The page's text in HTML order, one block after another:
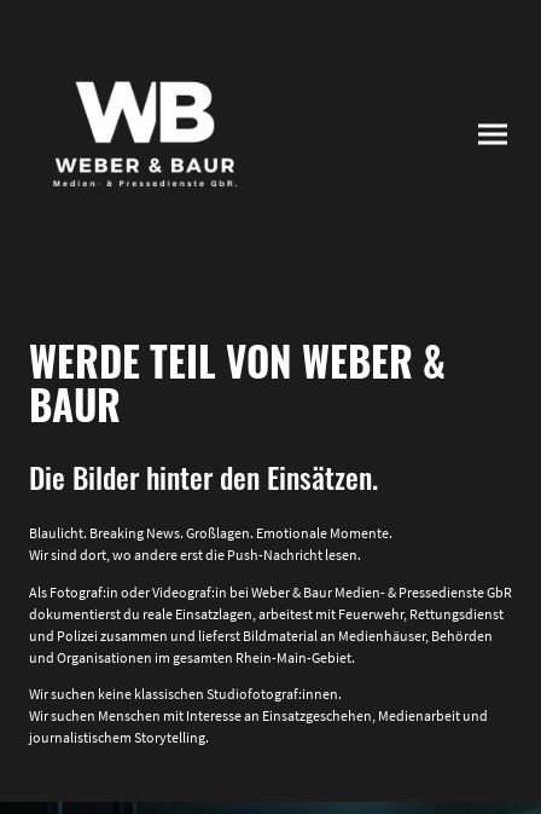
WERDE TEIL VON WEBER &
BAUR
Die Bilder hinter den Einsätzen.
Blaulicht. Breaking News. Großlagen. Emotionale Momente.
Wir sind dort, wo andere erst die Push-Nachricht lesen.
Als Fotograf:in oder Videograf:in bei Weber & Baur Medien- & Pressedienste GbR
dokumentierst du reale Einsatzlagen, arbeitest mit Feuerwehr, Rettungsdienst
und Polizei zusammen und lieferst Bildmaterial an Medienhäuser, Behörden
und Organisationen im gesamten Rhein-Main-Gebiet.
Wir suchen keine klassischen Studiofotograf:innen.
Wir suchen Menschen mit Interesse an Einsatzgeschehen, Medienarbeit und
journalistischem Storytelling.